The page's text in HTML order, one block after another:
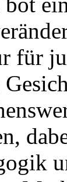
für